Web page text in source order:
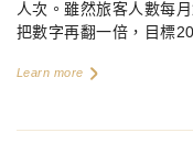
人次。雖然旅客人數每
把數字再翻一倍，目標
Learn more